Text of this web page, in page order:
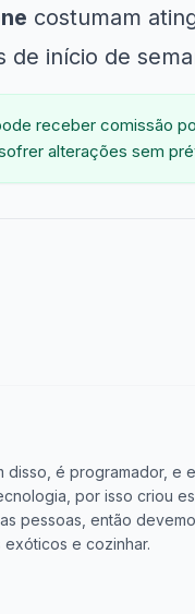
costumam
de início de
receber comissão
alterações sem
é programador, e
por isso criou
pessoas, então
exóticos e cozinhar.